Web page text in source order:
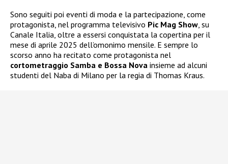
Sono seguiti poi eventi di moda e la partecipazione, come
protagonista, nel programma televisivo Pic Mag Show, su
Canale Italia, oltre a essersi conquistata la copertina per il
mese di aprile 2025 dell’omonimo mensile. E sempre lo
scorso anno ha recitato come protagonista nel
cortometraggio Samba e Bossa Nova insieme ad alcuni
studenti del Naba di Milano per la regia di Thomas Kraus.